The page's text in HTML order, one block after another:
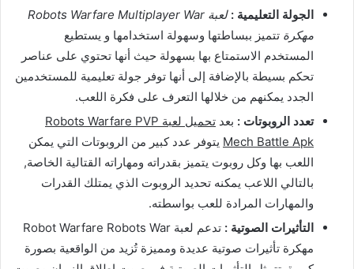
الجولة التعليمية :
لعبة Robots Warfare Multiplayer War
مهكرة تتميز ببساطتها وسهولة استخدامها و يستطيع
المستخدم الاستمتاع بها بسهولة حيث أنها تحتوي على عناصر
تحكم بسيطة بالإضافة إلى أنها توفر جولة تعليمية للمستخدمين
الجدد يمكنهم من خلالها التعرف على فكرة اللعب.
تعدد الروبوتات : بعد
تحميل لعبة Robots Warfare PVP
Mech Battle Apk يتوفر عدد كبير من الروبوتات التي يمكن
اللعب بها وكل روبوت يتميز بقدراته ومهاراته القتالية الخاصة,
بالتالي اللاعب يمكنه تحديد الروبوت الذي يمتلك القدرات
والمهارات المرادة للعب بواسطته.
التأثيرات الصوتية :
تدعم لعبة Robot Warfare Robots War
مهكرة تأثيرات صوتية عديدة ومميزة تُزيد من الواقعية بصورة